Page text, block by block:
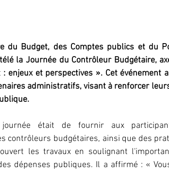
du Budget, des Comptes publics et du
la Journée du Contrôleur Budgétaire,
enjeux et perspectives ». Cet événement
administratifs, visant à renforcer
était de fournir aux
contrôleurs budgétaires, ainsi que des
les travaux en soulignant
dépenses publiques. Il a affirmé : «